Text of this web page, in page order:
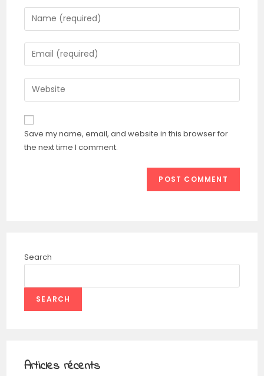
Save my name, email, and website in this browser for
the next time I comment.
Search
SEARCH
Articles récents